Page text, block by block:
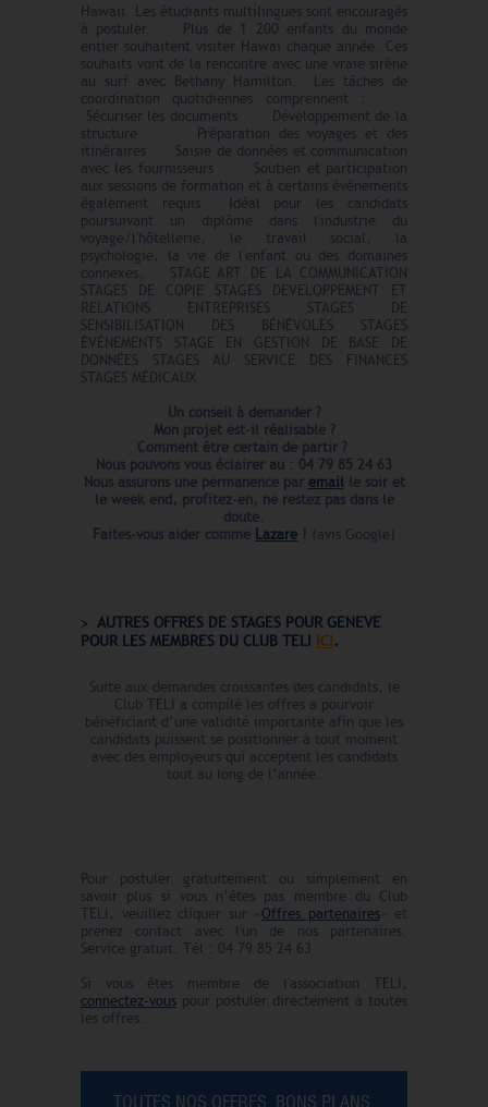
Hawaii. Les étudiants multilingues sont encouragés
à postuler. Plus de 1 200 enfants du monde
entier souhaitent visiter Hawaï chaque année. Ces
souhaits vont de la rencontre avec une vraie sirène
au surf avec Bethany Hamilton. Les tâches de
coordination quotidiennes comprennent :
Sécuriser les documents Développement de la
structure Préparation des voyages et des
itinéraires Saisie de données et communication
avec les fournisseurs Soutien et participation
aux sessions de formation et à certains événements
également requis Idéal pour les candidats
poursuivant un diplôme dans l'industrie du
voyage/l'hôtellerie, le travail social, la
psychologie, la vie de l'enfant ou des domaines
connexes. STAGE ART DE LA COMMUNICATION
STAGES DE COPIE STAGES DEVELOPPEMENT ET
RELATIONS ENTREPRISES STAGES DE
SENSIBILISATION DES BÉNÉVOLES STAGES
ÉVÉNEMENTS STAGE EN GESTION DE BASE DE
DONNÉES STAGES AU SERVICE DES FINANCES
STAGES MÉDICAUX
Un conseil à demander ?
Mon projet est-il réalisable ?
Comment être certain de partir ?
Nous pouvons vous éclairer au : 04 79 85 24 63
Nous assurons une permanence par emaille soir et
le week end, profitez-en, ne restez pas dans le
doute.
Faites-vous aider comme Lazare (avis Google)
AUTRES OFFRES DE STAGES POUR GENEVE
POUR LES MEMBRES DU CLUB TELI
ICI .
Suite aux demandes croissantes des candidats, le
Club TELI a compilé les offres a pourvoir
bénéficiant d’une validité importante afin que les
candidats puissent se positionner à tout moment
avec des employeurs qui acceptent les candidats
tout au long de l’année.
Pour postuler gratuitement ou simplement en
savoir plus si vous n’êtes pas membre du Club
TELI, veuillez cliquer sur « Offres partenaires» et
prenez contact avec l'un de nos partenaires.
Service gratuit. Tél : 04 79 85 24 63.
Si vous êtes membre de l'association TELI,
connectez-vous pour postuler directement à toutes
les offres.
TOUTES NOS OFFRES, BONS PLANS,